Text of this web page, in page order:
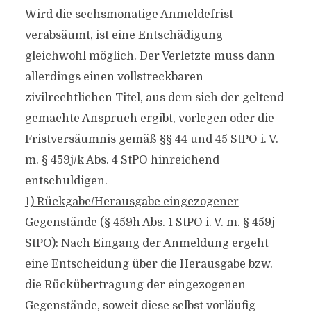
Wird die sechsmonatige Anmeldefrist
verabsäumt, ist eine Entschädigung
gleichwohl möglich. Der Verletzte muss dann
allerdings einen vollstreckbaren
zivilrechtlichen Titel, aus dem sich der geltend
gemachte Anspruch ergibt, vorlegen oder die
Fristversäumnis gemäß §§ 44 und 45 StPO i. V.
m. § 459j/k Abs. 4 StPO hinreichend
entschuldigen.
1) Rückgabe/Herausgabe eingezogener
Gegenstände (§ 459h Abs. 1 StPO i. V. m. § 459j
StPO): Nach Eingang der Anmeldung ergeht
eine Entscheidung über die Herausgabe bzw.
die Rückübertragung der eingezogenen
Gegenstände, soweit diese selbst vorläufig